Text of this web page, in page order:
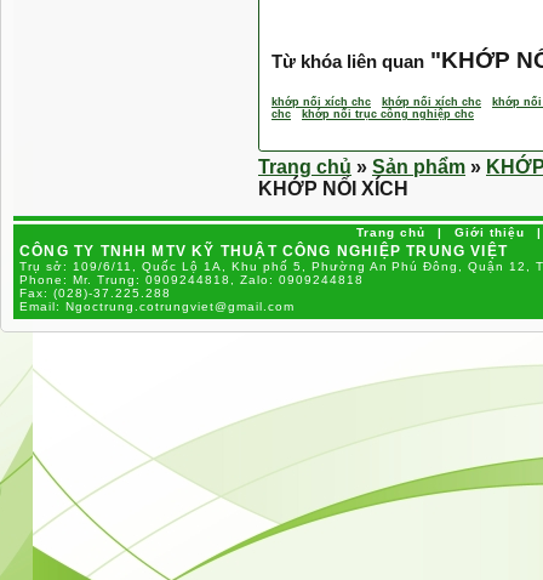
Từ khóa liên quan "KHỚP
khớp nối xích chc khớp nối xích chc
khớp
chc
khớp nối trục công nghiệp chc
Trang chủ » Sản phẩm »
KHỚP NỐI XÍCH
Trang chủ | Giới thiệu |
CÔNG TY TNHH MTV KỸ THUẬT CÔNG NGHIỆP TRUNG VIỆT
Trụ sở: 109/6/11, Quốc Lộ 1A, Khu phố 5, Phường An Phú Đông, Quận 12,
Phone: Mr. Trung: 0909244818, Zalo: 0909244818
Fax: (028)-37.225.288
Email: Ngoctrung.cotrungviet@gmail.com